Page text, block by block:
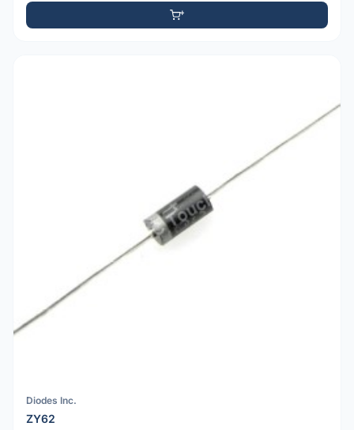
Diodes Inc.
ZY62